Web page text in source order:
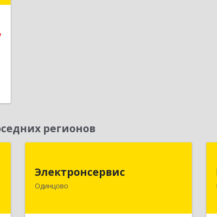
регионов
Электронсервис
Одинцово
143050, Московская обл,
Одинцовский р-н, Большие Вяземы